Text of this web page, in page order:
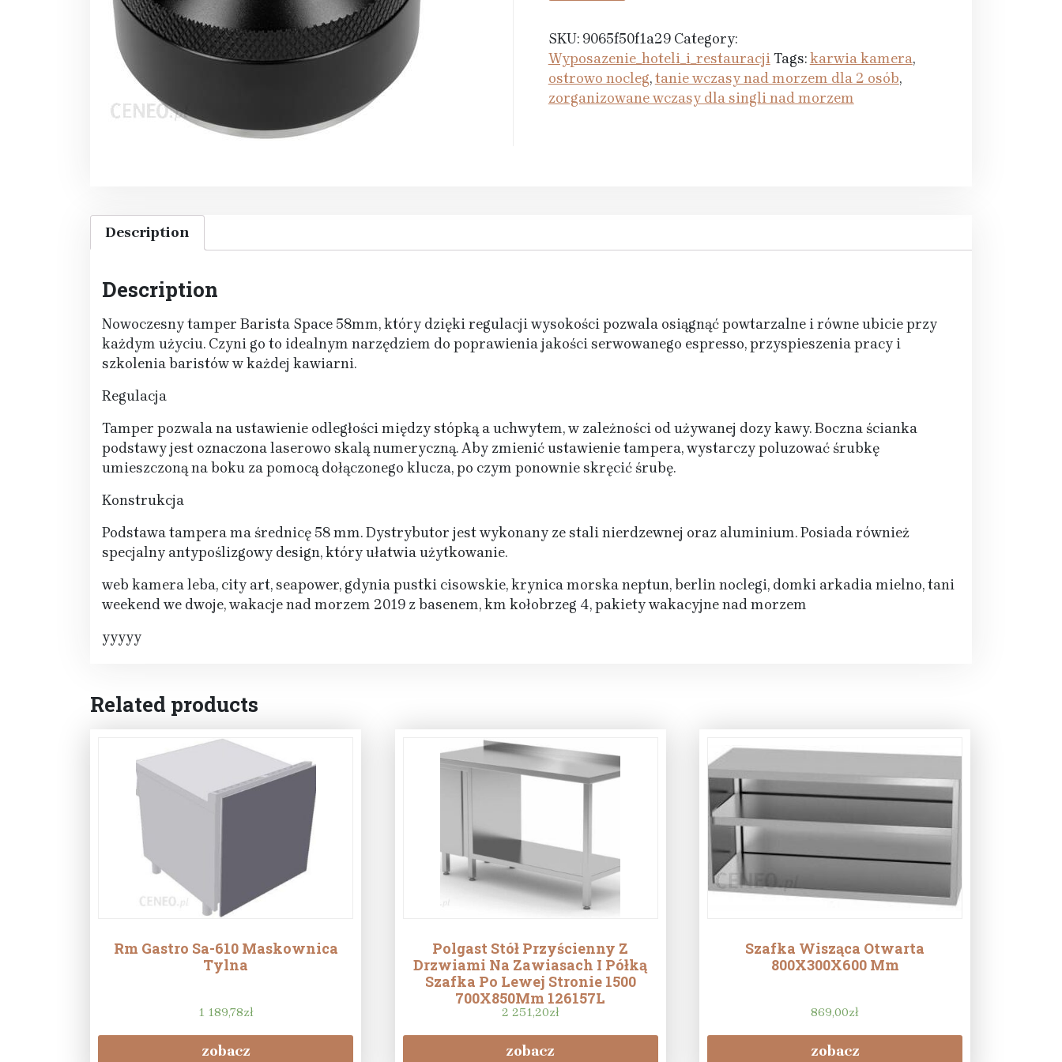
SKU: 9065f50f1a29 Category:
Wyposazenie_hoteli_i_restauracjiTags:karwia kamera,
ostrowo nocleg,tanie wczasy nad morzem dla 2 osób,
zorganizowane wczasy dla singli nad morzem
Description
Description
Nowoczesny tamper Barista Space 58mm, który dzięki regulacji wysokości pozwala osiągnąć powtarzalne i równe ubicie przy
każdym użyciu. Czyni go to idealnym narzędziem do poprawienia jakości serwowanego espresso, przyspieszenia pracy i
szkolenia baristów w każdej kawiarni.
Regulacja
Tamper pozwala na ustawienie odległości między stópką a uchwytem, w zależności od używanej dozy kawy. Boczna ścianka
podstawy jest oznaczona laserowo skalą numeryczną. Aby zmienić ustawienie tampera, wystarczy poluzować śrubkę
umieszczoną na boku za pomocą dołączonego klucza, po czym ponownie skręcić śrubę.
Konstrukcja
Podstawa tampera ma średnicę 58 mm. Dystrybutor jest wykonany ze stali nierdzewnej oraz aluminium. Posiada również
specjalny antypoślizgowy design, który ułatwia użytkowanie.
web kamera leba, city art, seapower, gdynia pustki cisowskie, krynica morska neptun, berlin noclegi, domki arkadia mielno, tani
weekend we dwoje, wakacje nad morzem 2019 z basenem, km kołobrzeg 4, pakiety wakacyjne nad morzem
yyyyy
Related products
Rm Gastro Sa-610 Maskownica
Tylna
1 189,78zł
zobacz
Polgast Stół Przyścienny Z
Drzwiami Na Zawiasach I Półką
Szafka Po Lewej Stronie 1500
700X850Mm 126157L
2 251,20zł
zobacz
Szafka Wisząca Otwarta
800X300X600 Mm
869,00zł
zobacz